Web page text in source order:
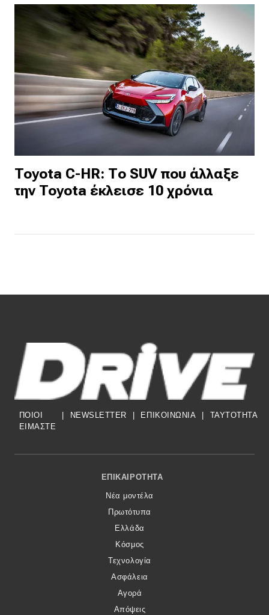
Toyota C-HR: Το SUV που άλλαξε
την Toyota έκλεισε 10 χρόνια
ΠΟΙΟΙ
ΕΙΜΑΣΤΕ
NEWSLETTER ΕΠΙΚΟΙΝΩΝΙΑ TAYTOTHTA
Footer Menu
ΕΠΙΚΑΙΡΌΤΗΤΑ
Νέα μοντέλα
Πρωτότυπα
Ελλάδα
Κόσμος
Τεχνολογία
Ασφάλεια
Αγορά
Απόψεις